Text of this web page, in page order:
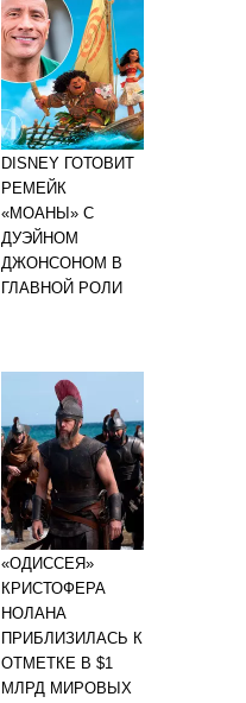
DISNEY ГОТОВИТ
РЕМЕЙК
«МОАНЫ» С
ДУЭЙНОМ
ДЖОНСОНОМ В
ГЛАВНОЙ РОЛИ
«ОДИССЕЯ»
КРИСТОФЕРА
НОЛАНА
ПРИБЛИЗИЛАСЬ К
ОТМЕТКЕ В $1
МЛРД МИРОВЫХ